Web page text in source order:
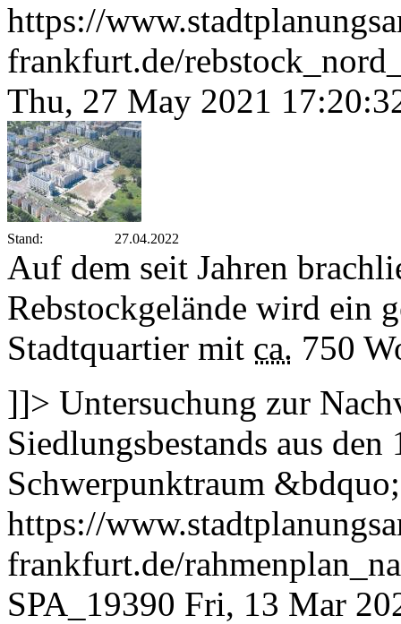
https://
frankfurt.de/
Thu, 27 May 2021
Stand: 27.04.2022
Auf dem seit Jahren
Rebstockgelände wird ein
Stadtquartier mit ca. 750
]]> Untersuchung zur
Siedlungsbestands aus
Schwerpunktraum
https://
frankfurt.de/
SPA_19390 Fri, 13 Mar